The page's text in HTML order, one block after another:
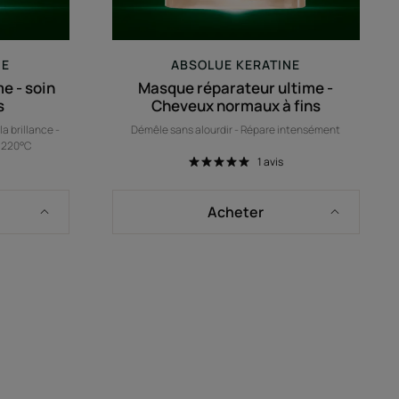
- soin
brillance -
ABSOLUE KERATINE
Masque réparateur ultime -
Cheveux normaux à fins
Démêle sans alourdir - Répare intensément
1avis
Acheter